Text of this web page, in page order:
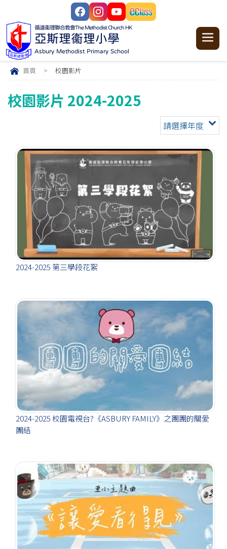
循道衞理聯合教會The Methodist Church HK
亞斯理衞理小學
Asbury Methodist Primary School
首頁 > 校園影片
校園影片 2024-2025
請選擇年度
2024-2025 第三學段花絮
2024-2025 校園電視台?《ASBURY FAMILY》之團團的關愛
團結